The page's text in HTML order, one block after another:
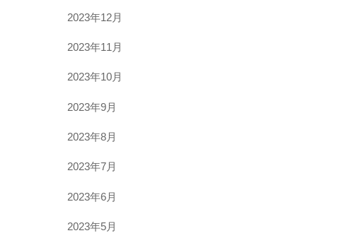
2023年12月
2023年11月
2023年10月
2023年9月
2023年8月
2023年7月
2023年6月
2023年5月